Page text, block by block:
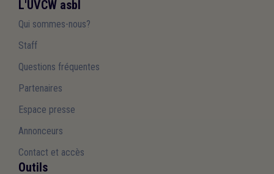
L'UVCW asbl
Qui sommes-nous?
Staff
Questions fréquentes
Partenaires
Espace presse
Annonceurs
Contact et accès
Outils